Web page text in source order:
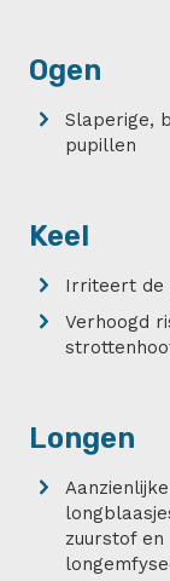
Ogen
Slaperige,
pupillen
Keel
Irriteert de
Verhoogd
Longen
zuurstof